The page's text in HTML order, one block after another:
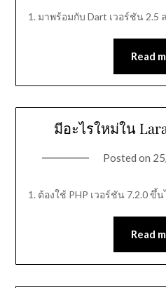
1. มาพร้อมกับ Dart เวอร์ชัน 2.5
Read
มีอะไรใหม่ใน
Posted on
1. ต้องใช้ PHP เวอร์ชัน 7.2.0 ขึ้
Read